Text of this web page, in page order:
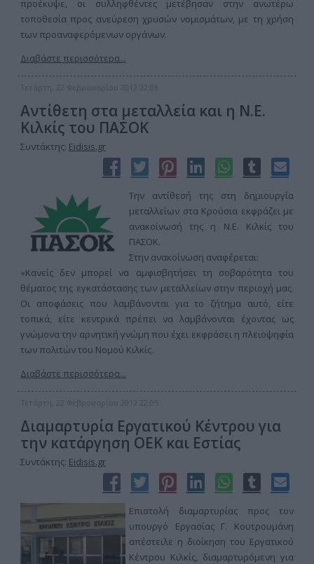
προέκυψε, οι συλληφθέντες μετέβησαν στην ανωτέρω
τοποθεσία προς ανεύρεση χρυσών νομισμάτων, με τη χρήση
των προαναφερόμενων οργάνων.
Διαβάστε περισσότερα...
Τετάρτη, 22 Φεβρουαρίου 2012 22:06
Αντίθετη στα μεταλλεία και η Ν.Ε.
Κιλκίς του ΠΑΣΟΚ
Συντάκτης: Eidisis.gr
Την αντίθεσή της στη δημιουργία
μεταλλείων στα Κρούσια εκφράζει με
ανακοίνωσή της η Ν.Ε. Κιλκίς του
ΠΑΣΟΚ.
Στην ανακοίνωση αναφέρεται:
«Κανείς δεν μπορεί να αμφισβητήσει τη σοβαρότητα του
θέματος της εγκατάστασης των μεταλλείων στην περιοχή μας.
Οι αποφάσεις που λαμβάνονται για το ζήτημα αυτό, είτε
τοπικά, είτε κεντρικά πρέπει να λαμβάνονται έχοντας ως
γνώμονα την αρνητική γνώμη που έχει εκφράσει η πλειοψηφία
των πολιτών του Νομού Κιλκίς.
Διαβάστε περισσότερα...
Τετάρτη, 22 Φεβρουαρίου 2012 22:05
Διαμαρτυρία Εργατικού Κέντρου για
την κατάργηση ΟΕΚ και Εστίας
Συντάκτης: Eidisis.gr
Επιστολή διαμαρτυρίας προς τον
υπουργό Εργασίας Γ. Κουτρουμάνη
απέστειλε η διοίκηση του Εργατικού
Κέντρου Κιλκίς, διαμαρτυρόμενη για